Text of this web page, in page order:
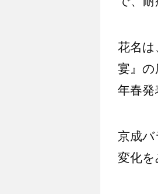
花名
宴』の
年春発
京成
変化を